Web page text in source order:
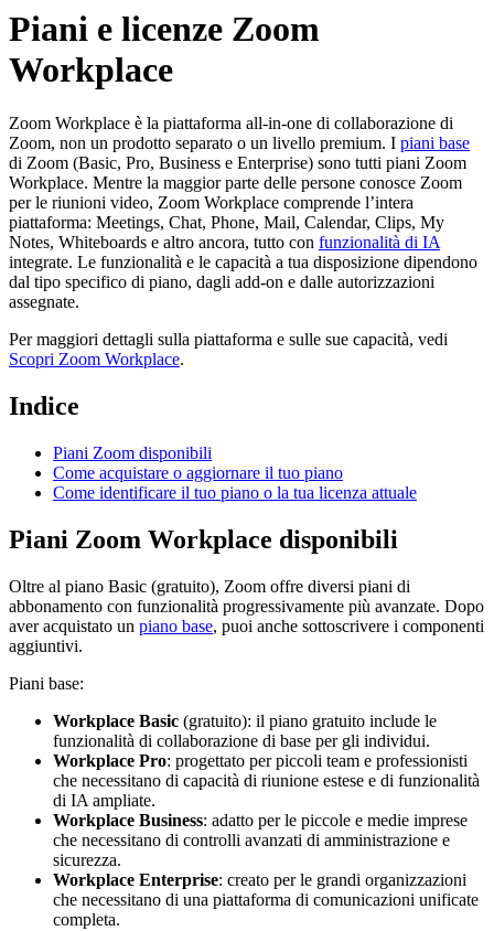
Piani e licenze Zoom
Workplace
Zoom Workplace è la piattaforma all-in-one di collaborazione di
Zoom, non un prodotto separato o un livello premium. I piani base
di Zoom (Basic, Pro, Business e Enterprise) sono tutti piani Zoom
Workplace. Mentre la maggior parte delle persone conosce Zoom
per le riunioni video, Zoom Workplace comprende l’intera
piattaforma: Meetings, Chat, Phone, Mail, Calendar, Clips, My
Notes, Whiteboards e altro ancora, tutto con funzionalità di IA
integrate. Le funzionalità e le capacità a tua disposizione dipendono
dal tipo specifico di piano, dagli add-on e dalle autorizzazioni
assegnate.
Per maggiori dettagli sulla piattaforma e sulle sue capacità, vedi
Scopri Zoom Workplace.
Indice
Piani Zoom disponibili
Come acquistare o aggiornare il tuo piano
Come identificare il tuo piano o la tua licenza attuale
Piani Zoom Workplace disponibili
Oltre al piano Basic (gratuito), Zoom offre diversi piani di
abbonamento con funzionalità progressivamente più avanzate. Dopo
aver acquistato un piano base, puoi anche sottoscrivere i componenti
aggiuntivi.
Piani base:
Workplace Basic (gratuito): il piano gratuito include le
funzionalità di collaborazione di base per gli individui.
Workplace Pro: progettato per piccoli team e professionisti
che necessitano di capacità di riunione estese e di funzionalità
di IA ampliate.
Workplace Business: adatto per le piccole e medie imprese
che necessitano di controlli avanzati di amministrazione e
sicurezza.
Workplace Enterprise: creato per le grandi organizzazioni
che necessitano di una piattaforma di comunicazioni unificate
completa.